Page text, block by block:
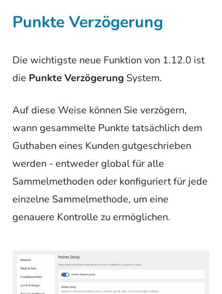
Punkte Verzögerung
Die wichtigste neue Funktion von 1.12.0 ist
die Punkte Verzögerung System.
Auf diese Weise können Sie verzögern,
wann gesammelte Punkte tatsächlich dem
Guthaben eines Kunden gutgeschrieben
werden - entweder global für alle
Sammelmethoden oder konfiguriert für jede
einzelne Sammelmethode, um eine
genauere Kontrolle zu ermöglichen.